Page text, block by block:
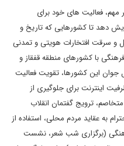
مهم، فعالیت های خود برای
دهد تا کشورهایی که تاریخ و
و سرقت افتخارات هویتی و تمدنی
با کشورهای منطقه قفقاز و
این کشورها، تقویت فعالیت
اینترنت برای جلوگیری از
ترویج گفتمان انقلاب
به عقاید مردم محلی، استفاده از
(برگزاری شب شعر، نشست